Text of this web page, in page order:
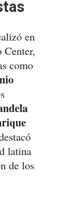
en
Center,
como
latina
de los